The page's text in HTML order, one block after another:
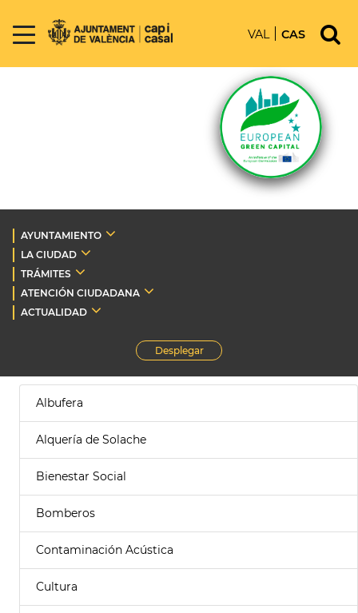
VAL CAS
AYUNTAMIENTO
LA CIUDAD
TRÁMITES
ATENCIÓN CIUDADANA
ACTUALIDAD
Desplegar
Albufera
Alquería de Solache
Bienestar Social
Bomberos
Contaminación Acústica
Cultura